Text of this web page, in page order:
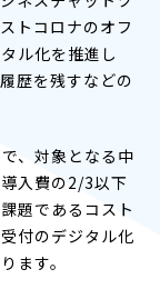
トコロナのオフ
ル化を推進し
歴を残すなどの
、対象となる中
入費の2/3以下
題であるコスト
付のデジタル化
ます。